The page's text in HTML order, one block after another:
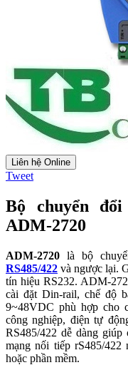
Liên hệ Online
Tweet
Bộ chuyển đổi
ADM-2720
ADM-2720 là bộ
RS485/422 và ngược lại.
tín hiệu RS232. ADM-
cài đặt Din-rail, chế độ
9~48VDC phù hợp cho
công nghiệp, điện tự
RS485/422 dễ dàng
mạng nối tiếp rS485/
hoặc phần mềm.